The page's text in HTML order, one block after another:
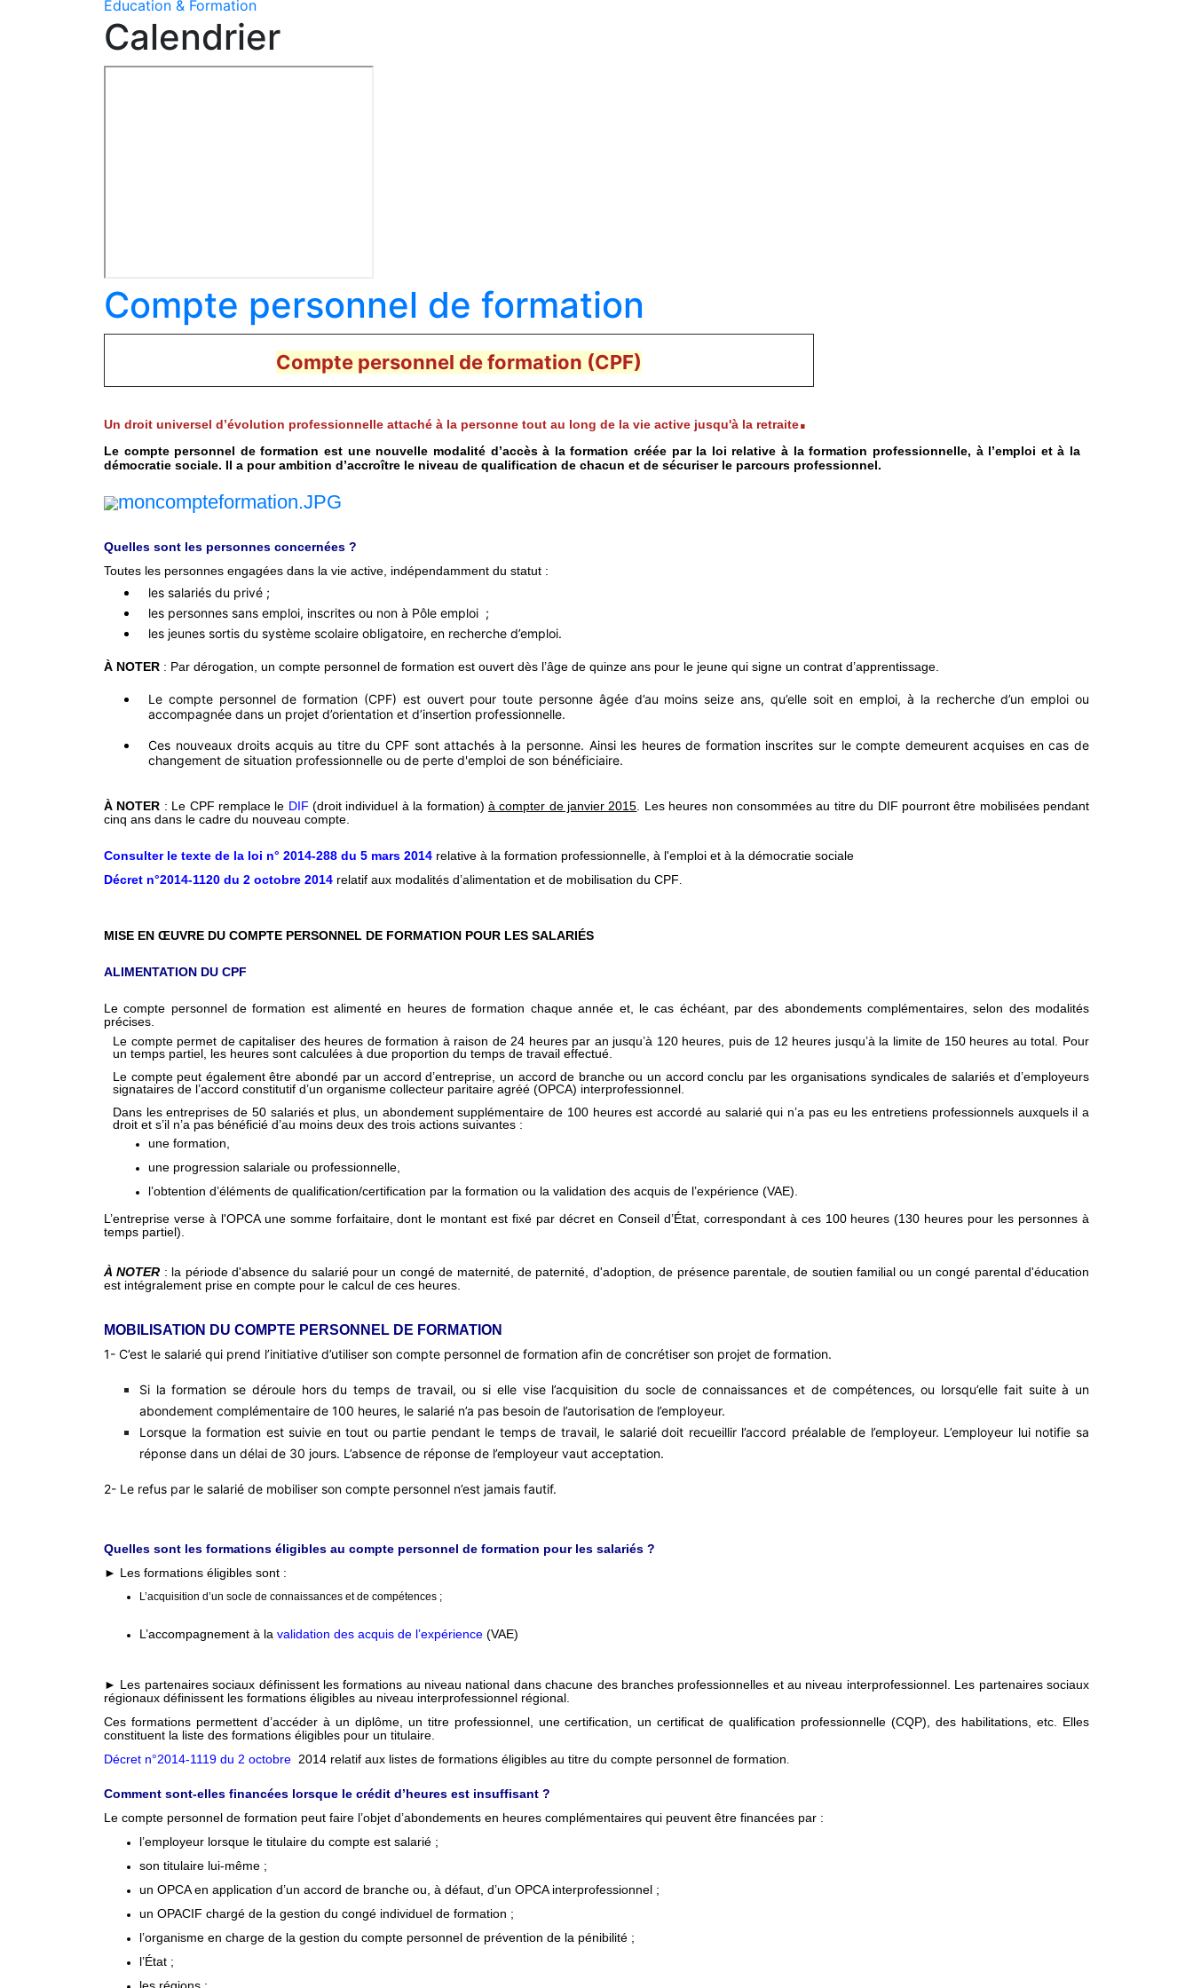
Education & Formation
Calendrier
Compte personnel de formation
Compte personnel de formation (CPF)
Un droit universel d’évolution professionnelle attaché à la personne tout au long de la vie active jusqu'à la retraite.
Le compte personnel de formation est une nouvelle modalité d’accès à la formation créée par la loi relative à la formation professionnelle, à l’emploi et à la
démocratie sociale. Il a pour ambition d’accroître le niveau de qualification de chacun et de sécuriser le parcours professionnel.
Quelles sont les personnes concernées ?
Toutes les personnes engagées dans la vie active, indépendamment du statut :
les salariés du privé ;
les personnes sans emploi, inscrites ou non à Pôle emploi ;
les jeunes sortis du système scolaire obligatoire, en recherche d’emploi.
À NOTER : Par dérogation, un compte personnel de formation est ouvert dès l’âge de quinze ans pour le jeune qui signe un contrat d’apprentissage.
Le compte personnel de formation (CPF) est ouvert pour toute personne âgée d’au moins seize ans, qu’elle soit en emploi, à la recherche d’un emploi ou
accompagnée dans un projet d’orientation et d’insertion professionnelle.
Ces nouveaux droits acquis au titre du CPF sont attachés à la personne. Ainsi les heures de formation inscrites sur le compte demeurent acquises en cas de
changement de situation professionnelle ou de perte d'emploi de son bénéficiaire.
À NOTER : Le CPF remplace le DIF (droit individuel à la formation) à compter de janvier 2015 . Les heures non consommées au titre du DIF pourront être mobilisées pendant
cinq ans dans le cadre du nouveau compte.
Consulter le texte de la loi n° 2014-288 du 5 mars 2014 relative à la formation professionnelle, à l'emploi et à la démocratie sociale
Décret n°2014-1120 du 2 octobre 2014 relatif aux modalités d’alimentation et de mobilisation du CPF.
MISE EN ŒUVRE DU COMPTE PERSONNEL DE FORMATION POUR LES SALARIÉS
ALIMENTATION DU CPF
Le compte personnel de formation est alimenté en heures de formation chaque année et, le cas échéant, par des abondements complémentaires, selon des modalités
précises.
Le compte permet de capitaliser des heures de formation à raison de 24 heures par an jusqu’à 120 heures, puis de 12 heures jusqu’à la limite de 150 heures au total. Pour
un temps partiel, les heures sont calculées à due proportion du temps de travail effectué.
Le compte peut également être abondé par un accord d’entreprise, un accord de branche ou un accord conclu par les organisations syndicales de salariés et d’employeurs
signataires de l’accord constitutif d’un organisme collecteur paritaire agréé (OPCA) interprofessionnel.
Dans les entreprises de 50 salariés et plus, un abondement supplémentaire de 100 heures est accordé au salarié qui n’a pas eu les entretiens professionnels auxquels il a
droit et s’il n’a pas bénéficié d’au moins deux des trois actions suivantes :
une formation,
une progression salariale ou professionnelle,
l’obtention d’éléments de qualification/certification par la formation ou la validation des acquis de l’expérience (VAE).
L’entreprise verse à l'OPCA une somme forfaitaire, dont le montant est fixé par décret en Conseil d’État, correspondant à ces 100 heures (130 heures pour les personnes à
temps partiel).
À NOTER : la période d'absence du salarié pour un congé de maternité, de paternité, d'adoption, de présence parentale, de soutien familial ou un congé parental d'éducation
est intégralement prise en compte pour le calcul de ces heures.
MOBILISATION DU COMPTE PERSONNEL DE FORMATION
1- C’est le salarié qui prend l’initiative d’utiliser son compte personnel de formation afin de concrétiser son projet de formation.
Si la formation se déroule hors du temps de travail, ou si elle vise l’acquisition du socle de connaissances et de compétences, ou lorsqu’elle fait suite à un
abondement complémentaire de 100 heures, le salarié n’a pas besoin de l’autorisation de l’employeur.
Lorsque la formation est suivie en tout ou partie pendant le temps de travail, le salarié doit recueillir l’accord préalable de l’employeur. L’employeur lui notifie sa
réponse dans un délai de 30 jours. L’absence de réponse de l’employeur vaut acceptation.
2- Le refus par le salarié de mobiliser son compte personnel n’est jamais fautif.
Quelles sont les formations éligibles au compte personnel de formation pour les salariés ?
► Les formations éligibles sont :
L’acquisition d’un socle de connaissances et de compétences ;
L’accompagnement à la validation des acquis de l’expérience (VAE)
► Les partenaires sociaux définissent les formations au niveau national dans chacune des branches professionnelles et au niveau interprofessionnel. Les partenaires sociaux
régionaux définissent les formations éligibles au niveau interprofessionnel régional.
Ces formations permettent d’accéder à un diplôme, un titre professionnel, une certification, un certificat de qualification professionnelle (CQP), des habilitations, etc. Elles
constituent la liste des formations éligibles pour un titulaire.
Décret n°2014-1119 du 2 octobre 2014 relatif aux listes de formations éligibles au titre du compte personnel de formation.
Comment sont-elles financées lorsque le crédit d’heures est insuffisant ?
Le compte personnel de formation peut faire l’objet d’abondements en heures complémentaires qui peuvent être financées par :
l’employeur lorsque le titulaire du compte est salarié ;
son titulaire lui-même ;
un OPCA en application d’un accord de branche ou, à défaut, d’un OPCA interprofessionnel ;
un OPACIF chargé de la gestion du congé individuel de formation ;
l’organisme en charge de la gestion du compte personnel de prévention de la pénibilité ;
l’État ;